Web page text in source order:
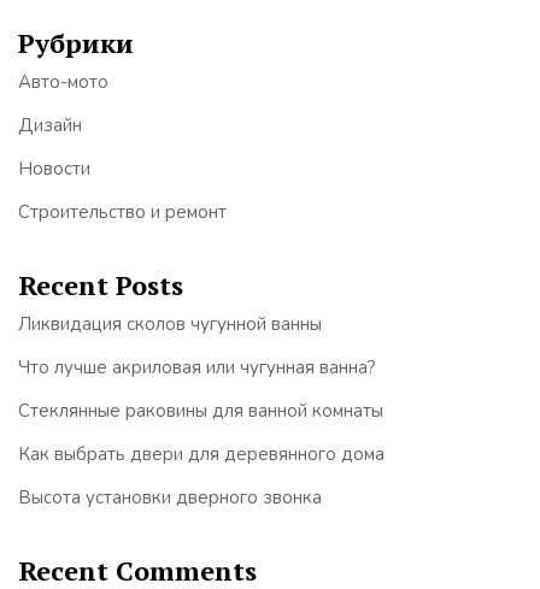
Рубрики
Авто-мото
Дизайн
Новости
Строительство и ремонт
Recent Posts
Ликвидация сколов чугунной ванны
Что лучше акриловая или чугунная ванна?
Стеклянные раковины для ванной комнаты
Как выбрать двери для деревянного дома
Высота установки дверного звонка
Recent Comments